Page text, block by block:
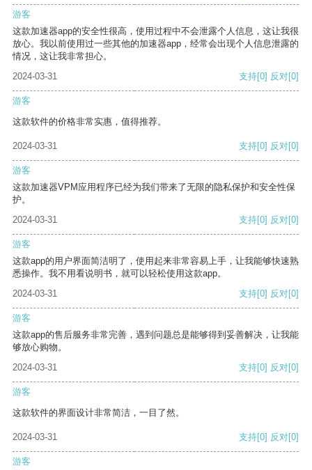
游客
这款加速器app的安全性很高，使用过程中不会泄露个人信息，这让我很
放心。我以前使用过一些其他的加速器app，经常会出现个人信息泄露的
情况，这让我非常担心。
2024-03-31
支持[0] 反对[0]
游客
这款软件的价格非常实惠，值得推荐。
2024-03-31 支持[0] 反对[0]
游客
这款加速器VPM应用程序已经为我们带来了无限的隐私保护和安全性保
护。
2024-03-31
支持[0] 反对[0]
游客
这款app的用户界面简洁明了，使用起来非常容易上手，让我能够快速熟
悉操作。我不用看说明书，就可以轻松使用这款app。
2024-03-31
支持[0] 反对[0]
游客
这款app的售后服务非常完善，遇到问题总是能够得到妥善解决，让我能
够放心购物。
2024-03-31
支持[0] 反对[0]
游客
这款软件的界面设计非常简洁，一目了然。
2024-03-31 支持[0] 反对[0]
游客